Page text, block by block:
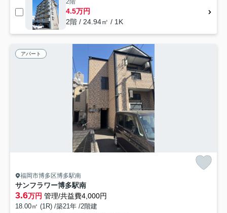
2階
4.5万円
2階 / 24.94㎡ / 1K
アパート
福岡市博多区博多駅南
サンフラワー博多駅南
3.6万円 管理/共益費4,000円
18.00㎡ (1R) /築21年 /2階建